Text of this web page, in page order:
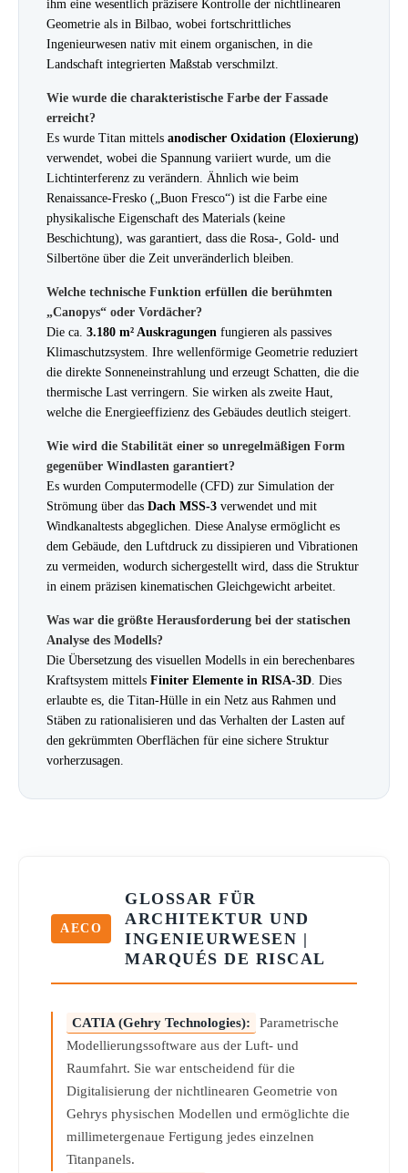
ihm eine wesentlich präzisere Kontrolle der nichtlinearen
Geometrie als in Bilbao, wobei fortschrittliches
Ingenieurwesen nativ mit einem organischen, in die
Landschaft integrierten Maßstab verschmilzt.
Wie wurde die charakteristische Farbe der Fassade
erreicht?
Es wurde Titan mittels anodischer Oxidation (Eloxierung)
verwendet, wobei die Spannung variiert wurde, um die
Lichtinterferenz zu verändern. Ähnlich wie beim
Renaissance-Fresko („Buon Fresco“) ist die Farbe eine
physikalische Eigenschaft des Materials (keine
Beschichtung), was garantiert, dass die Rosa-, Gold- und
Silbertöne über die Zeit unveränderlich bleiben.
Welche technische Funktion erfüllen die berühmten
„Canopys“ oder Vordächer?
Die ca. 3.180 m² Auskragungen fungieren als passives
Klimaschutzsystem. Ihre wellenförmige Geometrie reduziert
die direkte Sonneneinstrahlung und erzeugt Schatten, die die
thermische Last verringern. Sie wirken als zweite Haut,
welche die Energieeffizienz des Gebäudes deutlich steigert.
Wie wird die Stabilität einer so unregelmäßigen Form
gegenüber Windlasten garantiert?
Es wurden Computermodelle (CFD) zur Simulation der
Strömung über das Dach MSS-3 verwendet und mit
Windkanaltests abgeglichen. Diese Analyse ermöglicht es
dem Gebäude, den Luftdruck zu dissipieren und Vibrationen
zu vermeiden, wodurch sichergestellt wird, dass die Struktur
in einem präzisen kinematischen Gleichgewicht arbeitet.
Was war die größte Herausforderung bei der statischen
Analyse des Modells?
Die Übersetzung des visuellen Modells in ein berechenbares
Kraftsystem mittels Finiter Elemente in RISA-3D . Dies
erlaubte es, die Titan-Hülle in ein Netz aus Rahmen und
Stäben zu rationalisieren und das Verhalten der Lasten auf
den gekrümmten Oberflächen für eine sichere Struktur
vorherzusagen.
AECO
GLOSSAR FÜR
ARCHITEKTUR UND
INGENIEURWESEN |
MARQUÉS DE RISCAL
CATIA (Gehry Technologies):
Parametrische
Modellierungssoftware aus der Luft- und
Raumfahrt. Sie war entscheidend für die
Digitalisierung der nichtlinearen Geometrie von
Gehrys physischen Modellen und ermöglichte die
millimetergenaue Fertigung jedes einzelnen
Titanpanels.